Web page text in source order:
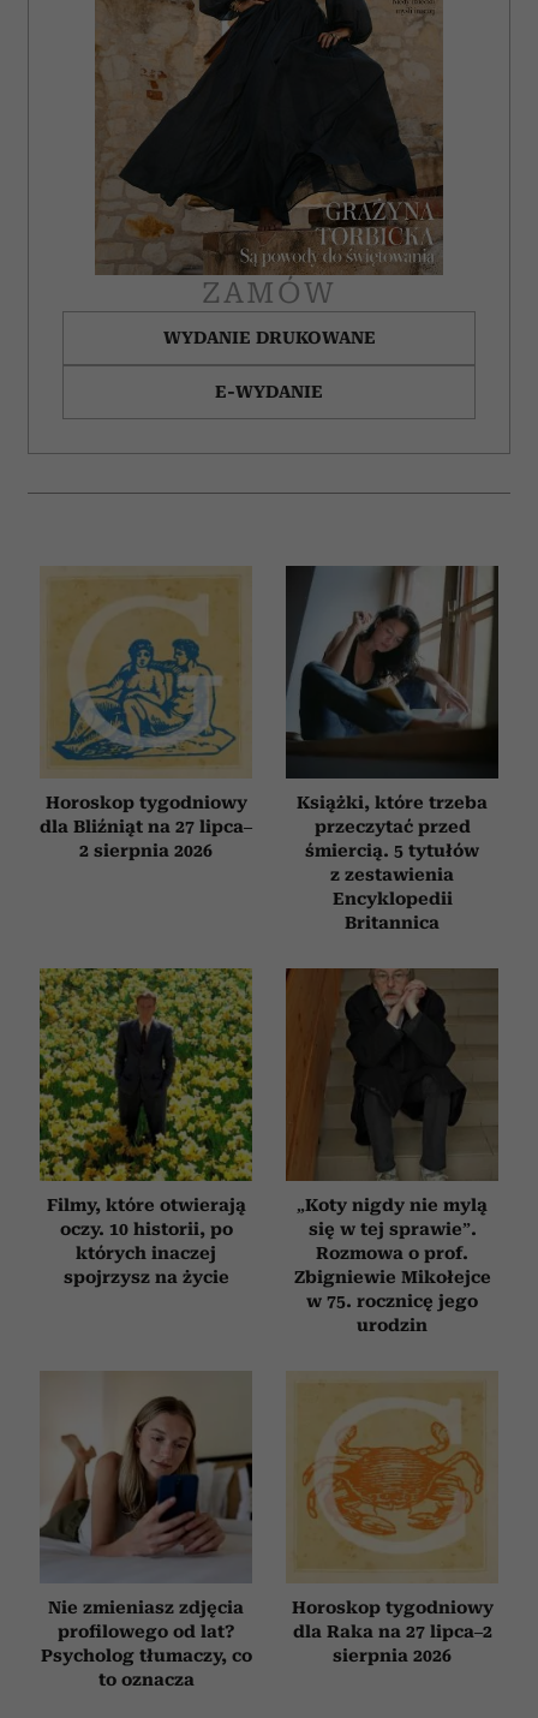
ZAMÓW
WYDANIE DRUKOWANE
E-WYDANIE
Horoskop tygodniowy
dla Bliźniąt na 27 lipca–
2 sierpnia 2026
Książki, które trzeba
przeczytać przed
śmiercią. 5 tytułów
z zestawienia
Encyklopedii
Britannica
Filmy, które otwierają
oczy. 10 historii, po
których inaczej
spojrzysz na życie
„Koty nigdy nie mylą
się w tej sprawie”.
Rozmowa o prof.
Zbigniewie Mikołejce
w 75. rocznicę jego
urodzin
Nie zmieniasz zdjęcia
profilowego od lat?
Psycholog tłumaczy, co
to oznacza
Horoskop tygodniowy
dla Raka na 27 lipca–2
sierpnia 2026